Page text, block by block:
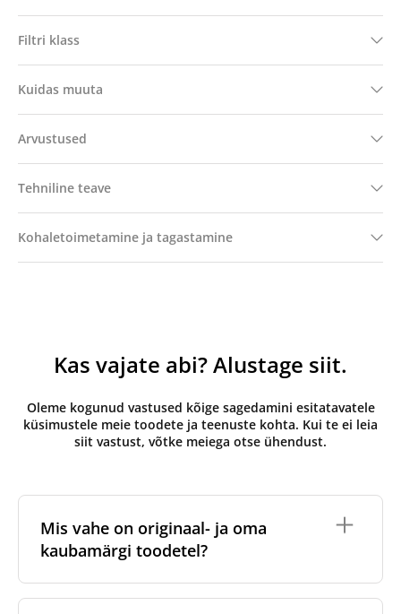
Filtri klass
Kuidas muuta
Arvustused
Tehniline teave
Kohaletoimetamine ja tagastamine
Kas vajate abi? Alustage siit.
Oleme kogunud vastused kõige sagedamini esitatavatele
küsimustele meie toodete ja teenuste kohta. Kui te ei leia
siit vastust, võtke meiega otse ühendust.
Mis vahe on originaal- ja oma
kaubamärgi toodetel?